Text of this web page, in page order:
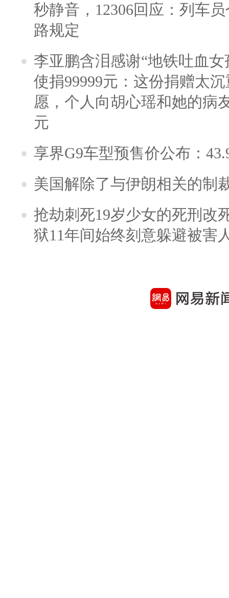
秒静音，12306回应：列车
路规定
李亚鹏含泪感谢“地铁吐血
使捐99999元：这份捐赠太
愿，个人向胡心瑶和她的病
元
享界G9车型预售价公布：
美国解除了与伊朗相关的制
抢劫刺死19岁少女的死刑改
狱11年间始终刻意躲避被害